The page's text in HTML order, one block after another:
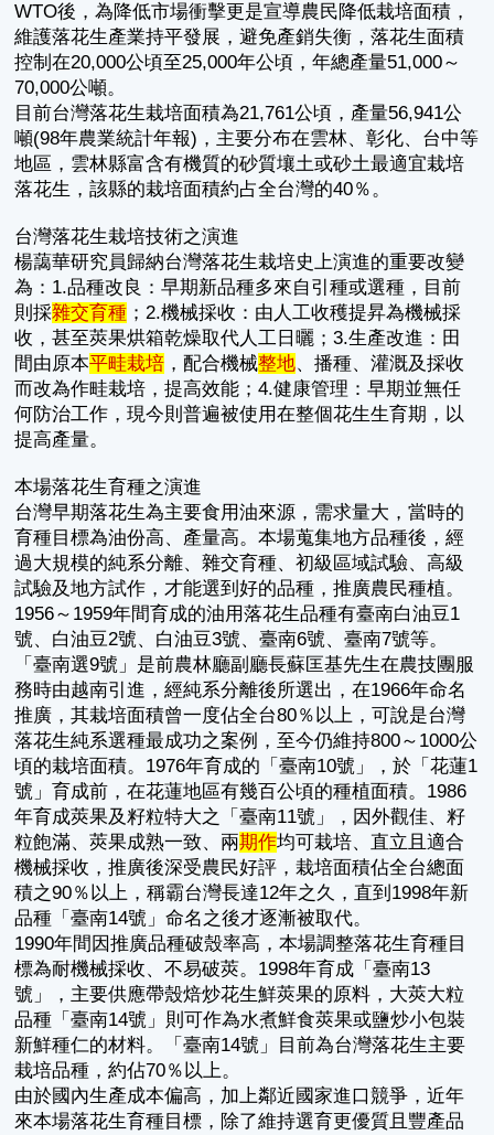
WTO後，為降低市場衝擊更是宣導農民降低栽培面積，
維護落花生產業持平發展，避免產銷失衡，落花生面積
控制在20,000公頃至25,000年公頃，年總產量51,000～
70,000公噸。
目前台灣落花生栽培面積為21,761公頃，產量56,941公
噸(98年農業統計年報)，主要分布在雲林、彰化、台中等
地區，雲林縣富含有機質的砂質壤土或砂土最適宜栽培
落花生，該縣的栽培面積約占全台灣的40％。
台灣落花生栽培技術之演進
楊藹華研究員歸納台灣落花生栽培史上演進的重要改變
為：1.品種改良：早期新品種多來自引種或選種，目前
則採雜交育種 ；2.機械採收：由人工收穫提昇為機械採
收，甚至莢果烘箱乾燥取代人工日曬；3.生產改進：田
間由原本平畦栽培 ，配合機械整地、播種、灌溉及採收
而改為作畦栽培，提高效能；4.健康管理：早期並無任
何防治工作，現今則普遍被使用在整個花生生育期，以
提高產量。
本場落花生育種之演進
台灣早期落花生為主要食用油來源，需求量大，當時的
育種目標為油份高、產量高。本場蒐集地方品種後，經
過大規模的純系分離、雜交育種、初級區域試驗、高級
試驗及地方試作，才能選到好的品種，推廣農民種植。
1956～1959年間育成的油用落花生品種有臺南白油豆1
號、白油豆2號、白油豆3號、臺南6號、臺南7號等。
「臺南選9號」是前農林廳副廳長蘇匡基先生在農技團服
務時由越南引進，經純系分離後所選出，在1966年命名
推廣，其栽培面積曾一度佔全台80％以上，可說是台灣
落花生純系選種最成功之案例，至今仍維持800～1000公
頃的栽培面積。1976年育成的「臺南10號」，於「花蓮1
號」育成前，在花蓮地區有幾百公頃的種植面積。1986
年育成莢果及籽粒特大之「臺南11號」，因外觀佳、籽
粒飽滿、莢果成熟一致、兩期作均可栽培、直立且適合
機械採收，推廣後深受農民好評，栽培面積佔全台總面
積之90％以上，稱霸台灣長達12年之久，直到1998年新
品種「臺南14號」命名之後才逐漸被取代。
1990年間因推廣品種破殼率高，本場調整落花生育種目
標為耐機械採收、不易破莢。1998年育成「臺南13
號」，主要供應帶殼焙炒花生鮮莢果的原料，大莢大粒
品種「臺南14號」則可作為水煮鮮食莢果或鹽炒小包裝
新鮮種仁的材料。「臺南14號」目前為台灣落花生主要
栽培品種，約佔70％以上。
由於國內生產成本偏高，加上鄰近國家進口競爭，近年
來本場落花生育種目標，除了維持選育更優質且豐產品